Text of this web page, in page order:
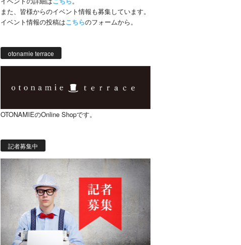
また、皆様からのイベント情報も募集しています。
イベント情報の投稿はこちらのフォームから。
otonamie terrace
OTONAMIEのOnline Shopです。
記者募集中